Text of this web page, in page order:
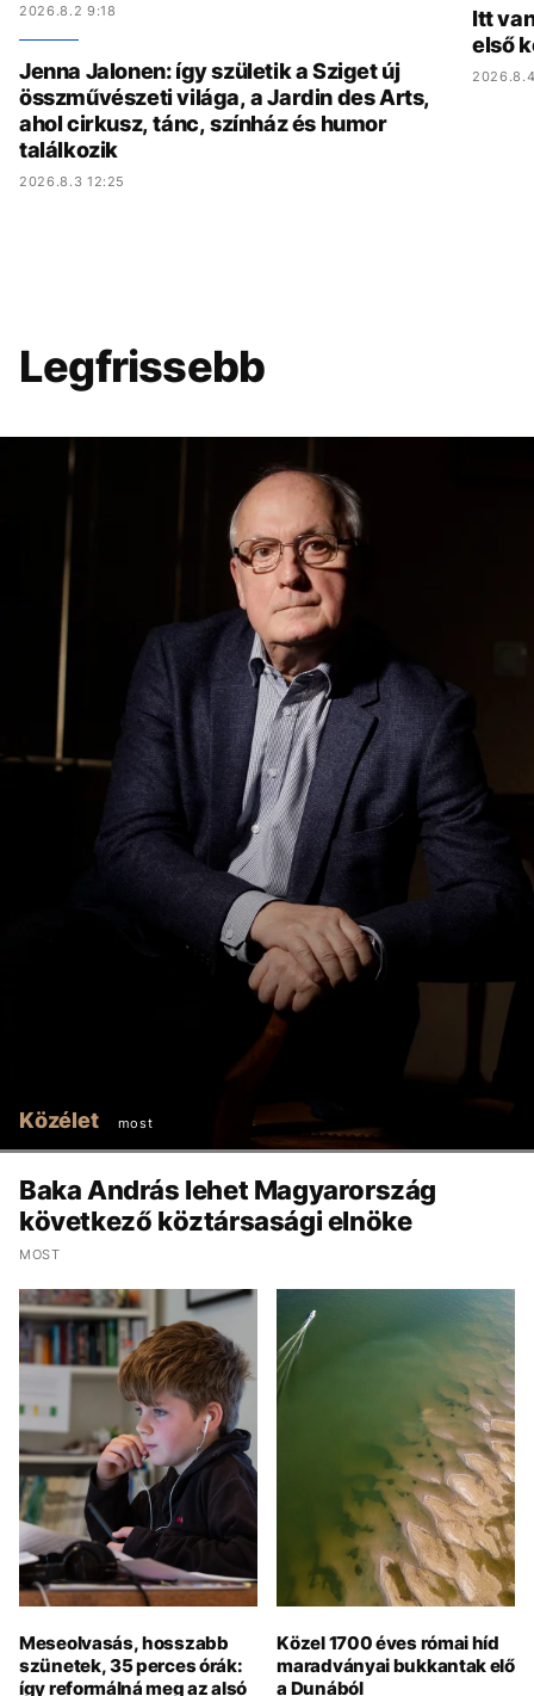
2026.8.2 9:18
Jenna Jalonen: így születik a Sziget új
összművészeti világa, a Jardin des Arts,
ahol cirkusz, tánc, színház és humor
találkozik
2026.8.3 12:25
Itt
első
Legfrissebb
Közélet most
Baka András lehet Magyarország
következő köztársasági elnöke
MOST
Meseolvasás, hosszabb
szünetek, 35 perces órák:
így reformálná meg az alsó
Közel 1700 éves római híd
maradványai bukkantak elő
a Dunából